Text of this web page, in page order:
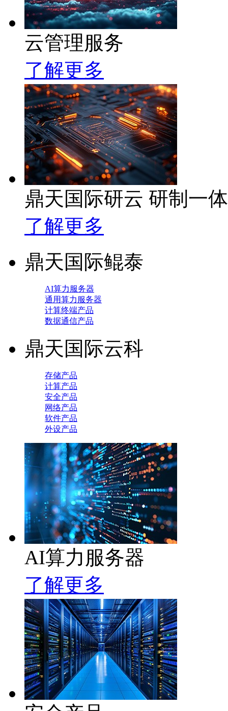
云管理服务
了解更多
鼎天国际研云 研制一
了解更多
鼎天国际鲲泰
AI算力服务器
通用算力服务器
计算终端产品
数据通信产品
鼎天国际云科
存储产品
计算产品
安全产品
网络产品
软件产品
外设产品
AI算力服务器
了解更多